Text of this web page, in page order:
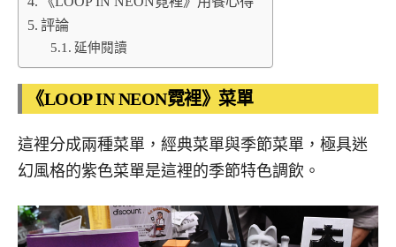
評論
延伸閱讀
《LOOP IN NEON霓裡》菜單
這裡分成兩種菜單，經典菜單與季節菜單，極具迷
幻風格的紫色菜單是這裡的季節特色調飲。